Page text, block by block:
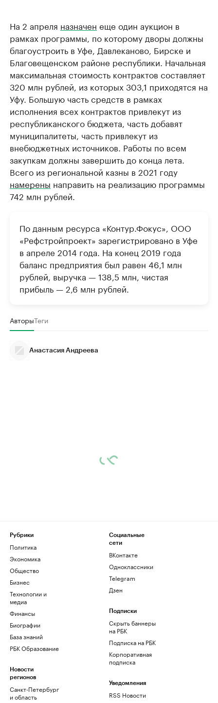
На 2 апреля назначен еще один аукцион в
рамках программы, по которому дворы должны
благоустроить в Уфе, Давлеканово, Бирске и
Благовещенском районе республики. Начальная
максимальная стоимость контрактов составляет
320 млн рублей, из которых 303,1 приходятся на
Уфу. Большую часть средств в рамках
исполнения всех контрактов привлекут из
республиканского бюджета, часть добавят
муниципалитеты, часть привлекут из
внебюджетных источников. Работы по всем
закупкам должны завершить до конца лета.
Всего из региональной казны в 2021 году
намерены направить на реализацию программы
742 млн рублей.
По данным ресурса «Контур.Фокус», ООО
«Рефстройпроект» зарегистрировано в Уфе
в апреле 2014 года. На конец 2019 года
баланс предприятия был равен 46,1 млн
рублей, выручка — 138,5 млн, чистая
прибыль — 2,6 млн рублей.
АвторыТеги
Анастасия Андреева
Рубрики
Политика
Экономика
Общество
Бизнес
Технологии и
медиа
Финансы
Биографии
База знаний
РБК Образование
Новости
регионов
Санкт-Петербург
и область
Социальные
сети
ВКонтакте
Одноклассники
Telegram
Дзен
Подписки
Скрыть баннеры
на РБК
Подписка на РБК
Корпоративная
подписка
Уведомления
RSS Новости